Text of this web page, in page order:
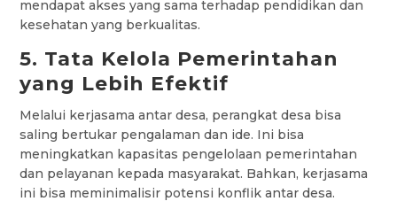
mendapat akses yang sama terhadap pendidikan dan
kesehatan yang berkualitas.
5. Tata Kelola Pemerintahan
yang Lebih Efektif
Melalui kerjasama antar desa, perangkat desa bisa
saling bertukar pengalaman dan ide. Ini bisa
meningkatkan kapasitas pengelolaan pemerintahan
dan pelayanan kepada masyarakat. Bahkan, kerjasama
ini bisa meminimalisir potensi konflik antar desa.